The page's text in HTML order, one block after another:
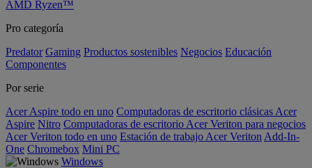
AMD Ryzen™
Pro categoría
Predator Gaming Productos sostenibles Negocios Educación
Componentes
Por serie
Acer Aspire todo en uno Computadoras de escritorio clásicas Acer
Aspire Nitro Computadoras de escritorio Acer Veriton para negocios
Acer Veriton todo en uno Estación de trabajo Acer Veriton Add-In-
One Chromebox Mini PC
Windows